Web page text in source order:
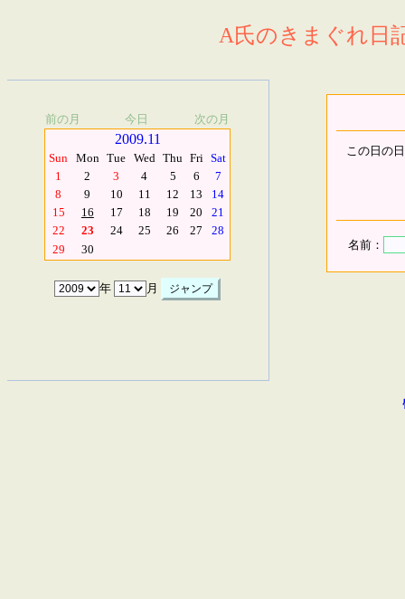
A氏のきまぐれ日
前の月 今日 次の月
2009.11
Sun Mon Tue Wed Thu Fri Sat
1
2 3 4 5 6
7
8
9 10 11 12 13
14
15
16 17 18 19 20
21
22
23 24 25 26 27
28
29
30
年 月
この日の
名前：